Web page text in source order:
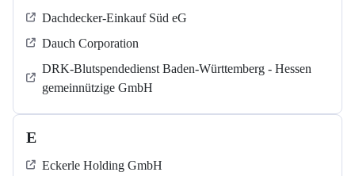
Dachdecker-Einkauf Süd eG
Dauch Corporation
DRK-Blutspendedienst Baden-Württemberg - Hessen
gemeinnützige GmbH
E
Eckerle Holding GmbH